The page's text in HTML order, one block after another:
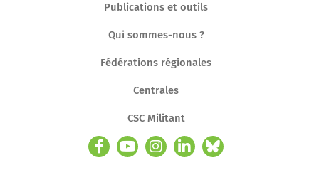
Publications et outils
Qui sommes-nous ?
Fédérations régionales
Centrales
CSC Militant